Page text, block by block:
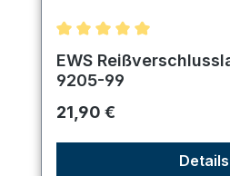
Durchschnittliche
EWS
9205-99
Regulärer Preis:
21,90 €
Details